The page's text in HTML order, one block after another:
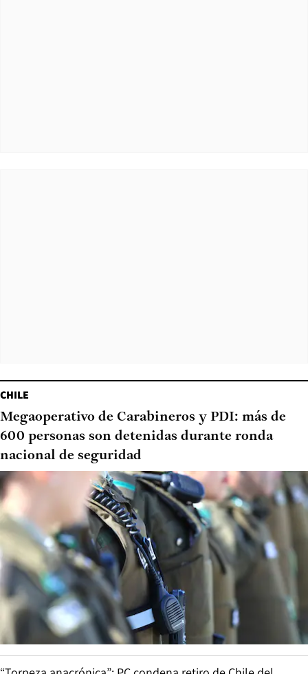
CHILE
Megaoperativo de Carabineros y PDI: más de
600 personas son detenidas durante ronda
nacional de seguridad